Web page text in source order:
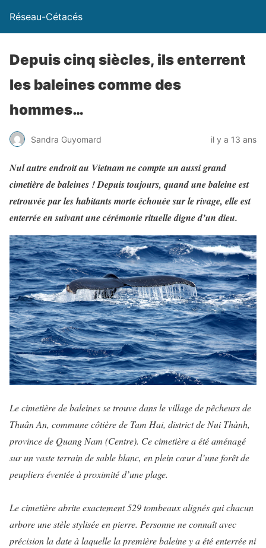
Réseau-Cétacés
Depuis cinq siècles, ils enterrent
les baleines comme des
hommes…
Sandra Guyomard il y a 13 ans
Nul autre endroit au Vietnam ne compte un aussi grand
cimetière de baleines ! Depuis toujours, quand une baleine est
retrouvée par les habitants morte échouée sur le rivage, elle est
enterrée en suivant une cérémonie rituelle digne d’un dieu.
Le cimetière de baleines se trouve dans le village de pêcheurs de
Thuân An, commune côtière de Tam Hai, district de Nui Thành,
province de Quang Nam (Centre). Ce cimetière a été aménagé
sur un vaste terrain de sable blanc, en plein cœur d’une forêt de
peupliers éventée à proximité d’une plage.
Le cimetière abrite exactement 529 tombeaux alignés qui chacun
arbore une stèle stylisée en pierre. Personne ne connaît avec
précision la date à laquelle la première baleine y a été enterrée ni